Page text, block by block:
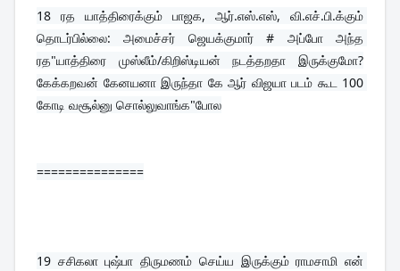
18 ரத யாத்திரைக்கும் பாஜக, ஆர்.எஸ்.எஸ், வி.எச்.பி.க்கும்
தொடர்பில்லை: அமைச்சர் ஜெயக்குமார் # அப்போ அந்த
ரத"யாத்திரை முஸ்லீம்/கிறிஸ்டியன் நடத்தறதா இருக்குமோ?
கேக்கறவன் கேனயனா இருந்தா கே ஆர் விஜயா படம் கூட 100
கோடி வசூல்னு சொல்லுவாங்க"போல
===============
19 சசிகலா புஷ்பா திருமணம் செய்ய இருக்கும் ராமசாமி என்